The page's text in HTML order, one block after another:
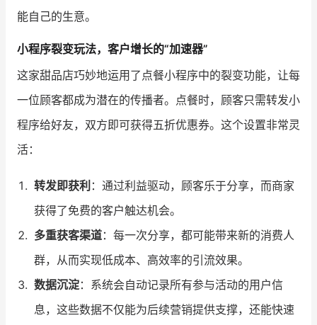
增长俱乐部
增长俱乐部 有赞商盟
商家社区 社群交流
合作共进
认证服务商 设计服务商
有赞云 数据通服务
能自己的生意。
小程序裂变玩法，客户增长的“加速器”
这家甜品店巧妙地运用了点餐小程序中的裂变功能，让每
一位顾客都成为潜在的传播者。点餐时，顾客只需转发小
程序给好友，双方即可获得五折优惠券。这个设置非常灵
活：
转发即获利 ：通过利益驱动，顾客乐于分享，而商家
获得了免费的客户触达机会。
多重获客渠道：每一次分享，都可能带来新的消费人
群，从而实现低成本、高效率的引流效果。
数据沉淀：系统会自动记录所有参与活动的用户信
息，这些数据不仅能为后续营销提供支撑，还能快速